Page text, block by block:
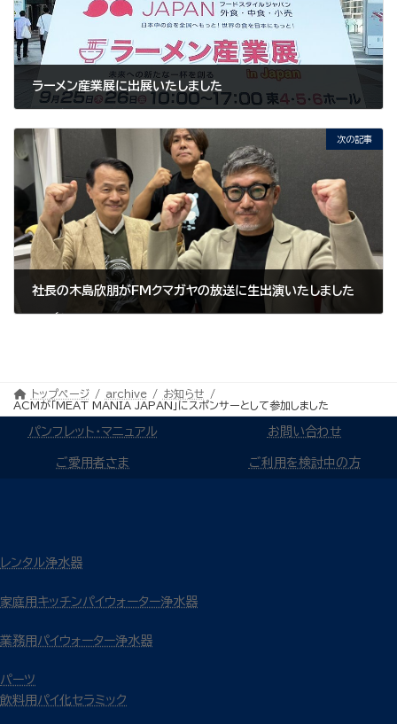
ラーメン産業展に出展いたしました
2025年10月24日
次の記事
社長の木島欣朋がFMクマガヤの放送に生出演いたしました
2026年7月4日
トップページ archive
お知らせ
ACMが「MEAT MANIA JAPAN」にスポンサーとして参加しました
パンフレット・マニュアル お問い合わせ
ご愛用者さま ご利用を検討中の方
レンタル浄水器
家庭用キッチンパイウォーター浄水器
業務用パイウォーター浄水器
パーツ
飲料用パイ化セラミック